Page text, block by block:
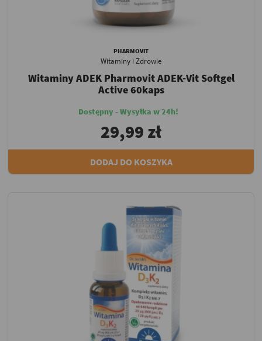
PHARMOVIT
Witaminy i Zdrowie
Witaminy ADEK Pharmovit ADEK-Vit Softgel
Active 60kaps
Dostępny - Wysyłka w 24h!
29,99 zł
DODAJ DO KOSZYKA